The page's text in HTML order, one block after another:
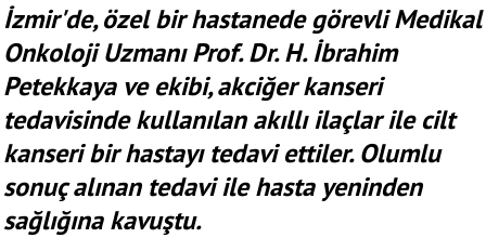
İzmir'de, özel bir hastanede görevli Medikal
Onkoloji Uzmanı Prof. Dr. H. İbrahim
Petekkaya ve ekibi, akciğer kanseri
tedavisinde kullanılan akıllı ilaçlar ile cilt
kanseri bir hastayı tedavi ettiler. Olumlu
sonuç alınan tedavi ile hasta yeninden
sağlığına kavuştu.